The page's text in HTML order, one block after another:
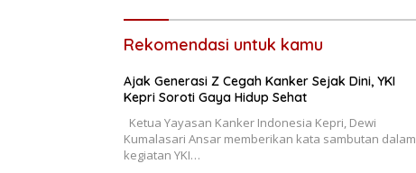
Rekomendasi untuk kamu
Ajak Generasi Z Cegah Kanker Sejak Dini, YKI
Kepri Soroti Gaya Hidup Sehat
Ketua Yayasan Kanker Indonesia Kepri, Dewi
Kumalasari Ansar memberikan kata sambutan dalam
kegiatan YKI…